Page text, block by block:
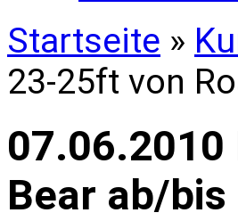
Startseite »
23-25ft von
Bear ab/